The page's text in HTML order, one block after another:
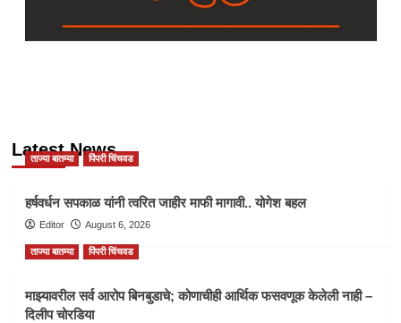
Latest News
ताज्या बातम्या पिंपरी चिंचवड
हर्षवर्धन सपकाळ यांनी त्वरित जाहीर माफी मागावी.. योगेश बहल
Editor August 6, 2026
ताज्या बातम्या पिंपरी चिंचवड
माझ्यावरील सर्व आरोप बिनबुडाचे; कोणाचीही आर्थिक फसवणूक केलेली नाही –
दिलीप चोरडिया